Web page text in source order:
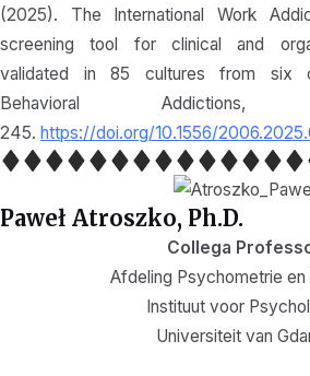
(2025). The International Work
screening tool for clinical and
validated in 85 cultures from six
Behavioral
245. https://doi.org/10.1556/
Paweł Atroszko, Ph.D.
Collega
Afdeling Psychometrie en
Instituut voor
Universiteit van